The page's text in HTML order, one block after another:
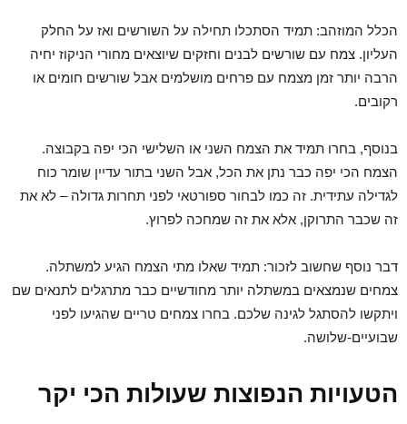
הכלל המוזהב: תמיד הסתכלו תחילה על השורשים ואז על החלק
העליון. צמח עם שורשים לבנים וחזקים שיוצאים מחורי הניקוז יחיה
הרבה יותר זמן מצמח עם פרחים מושלמים אבל שורשים חומים או
רקובים.
בנוסף, בחרו תמיד את הצמח השני או השלישי הכי יפה בקבוצה.
הצמח הכי יפה כבר נתן את הכל, אבל השני בתור עדיין שומר כוח
לגדילה עתידית. זה כמו לבחור ספורטאי לפני תחרות גדולה – לא את
זה שכבר התרוקן, אלא את זה שמחכה לפרוץ.
דבר נוסף שחשוב לזכור: תמיד שאלו מתי הצמח הגיע למשתלה.
צמחים שנמצאים במשתלה יותר מחודשיים כבר מתרגלים לתנאים שם
ויתקשו להסתגל לגינה שלכם. בחרו צמחים טריים שהגיעו לפני
שבועיים-שלושה.
הטעויות הנפוצות שעולות הכי יקר